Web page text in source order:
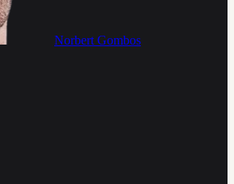
Norbert Gombos